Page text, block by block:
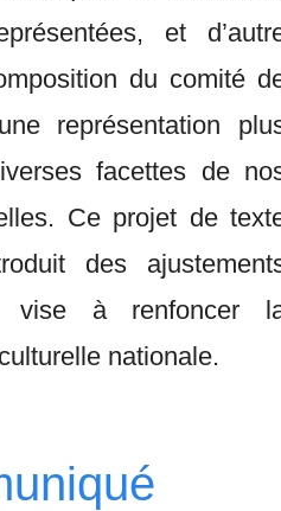
et
du comité
représentation
facettes de
Ce projet de
des
vise à renfoncer
nationale.